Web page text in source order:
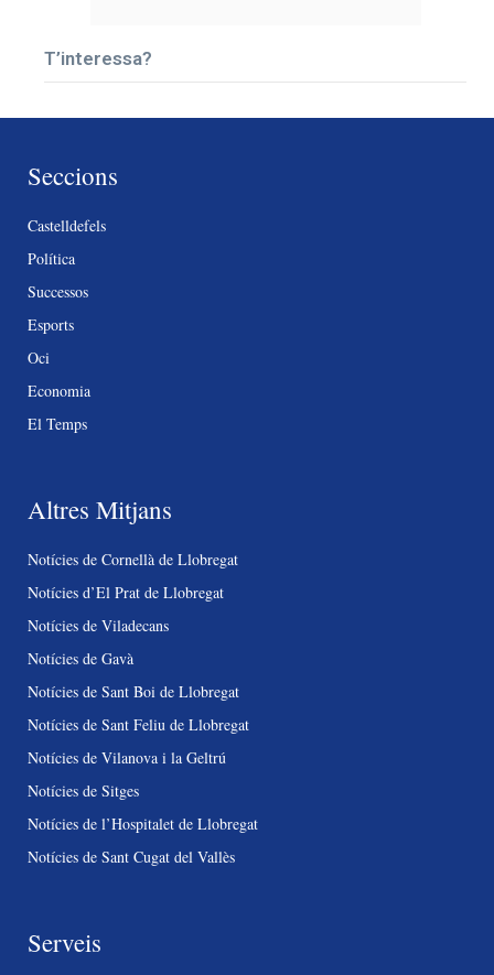
T’interessa?
Seccions
Castelldefels
Política
Successos
Esports
Oci
Economia
El Temps
Altres Mitjans
Notícies de Cornellà de Llobregat
Notícies d’El Prat de Llobregat
Notícies de Viladecans
Notícies de Gavà
Notícies de Sant Boi de Llobregat
Notícies de Sant Feliu de Llobregat
Notícies de Vilanova i la Geltrú
Notícies de Sitges
Notícies de l’Hospitalet de Llobregat
Notícies de Sant Cugat del Vallès
Serveis